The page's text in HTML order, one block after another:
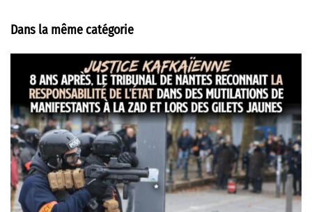
Dans la même catégorie